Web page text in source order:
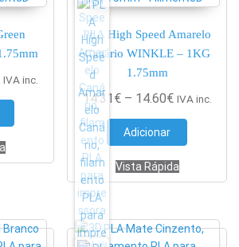
Price range: 15.88€ through 16.20€
IVA inc.
PLA High Speed Amarelo
Canário WINKLE – 1KG
1.75mm
14.31 € – 14.60€Price
IVA inc.
Adicionar
Vista Rápida